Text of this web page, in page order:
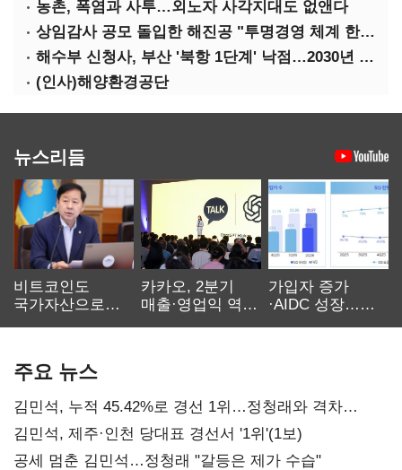
농촌, 폭염과 사투…외노자 사각지대도 없앤다
상임감사 공모 돌입한 해진공 "투명경영 체계 한층 강화"
해수부 신청사, 부산 '북항 1단계' 낙점…2030년 완공 목표
(인사)해양환경공단
뉴스리듬
비트코인도
국가자산으로…'
카카오, 2분기
매출·영업익 역대
가입자 증가
·AIDC 성장…
주요 뉴스
김민석, 누적 45.42%로 경선 1위…정청래와 격차
0.86%p(2보)
김민석, 제주·인천 당대표 경선서 '1위'(1보)
공세 멈춘 김민석…정청래 "갈등은 제가 수습"